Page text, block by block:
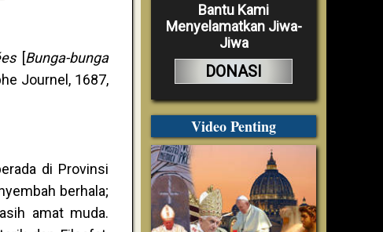
[Bunga-bunga
Journel, 1687,
di Provinsi
berhala;
amat muda.
Bantu Kami
Menyelamatkan Jiwa-
Jiwa
DONASI
Video Penting